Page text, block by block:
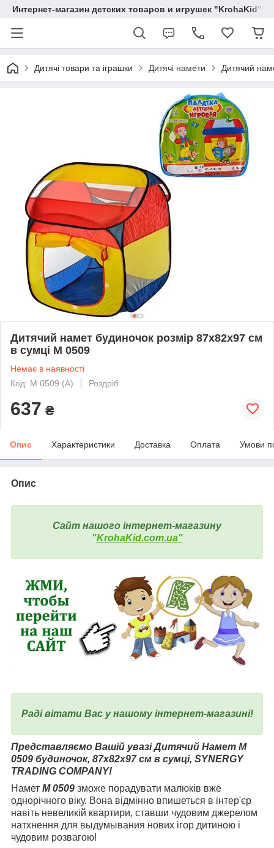
Интернет-магазин детских товаров и игрушек "KrohaKid"
Дитячі товари та іграшки Дитячі намети Дитячий
Дитячий намет будиночок розмір 87х82х97 см
в сумці M 0509
Немає в наявності
Код: M 0509 (А)
Роздріб
637 ₴
Опис Характеристики Доставка Оплата Умови
Опис
Сайт нашого інтернет-магазину
"KrohaKid.com.ua"
Раді вітати Вас у нашому інтернет-магазині!
Представляємо Вашій увазі Дитячий Намет M
0509 будиночок, 87х82х97 см в сумці, SYNERGY
TRADING COMPANY!
Намет M 0509 зможе порадувати малюків вже
однорічного віку. Вона відмінно впишеться в інтер'єр
навіть невеликій квартири, ставши чудовим джерелом
натхнення для выдумывания нових ігор дитиною і
чудовим розвагою!